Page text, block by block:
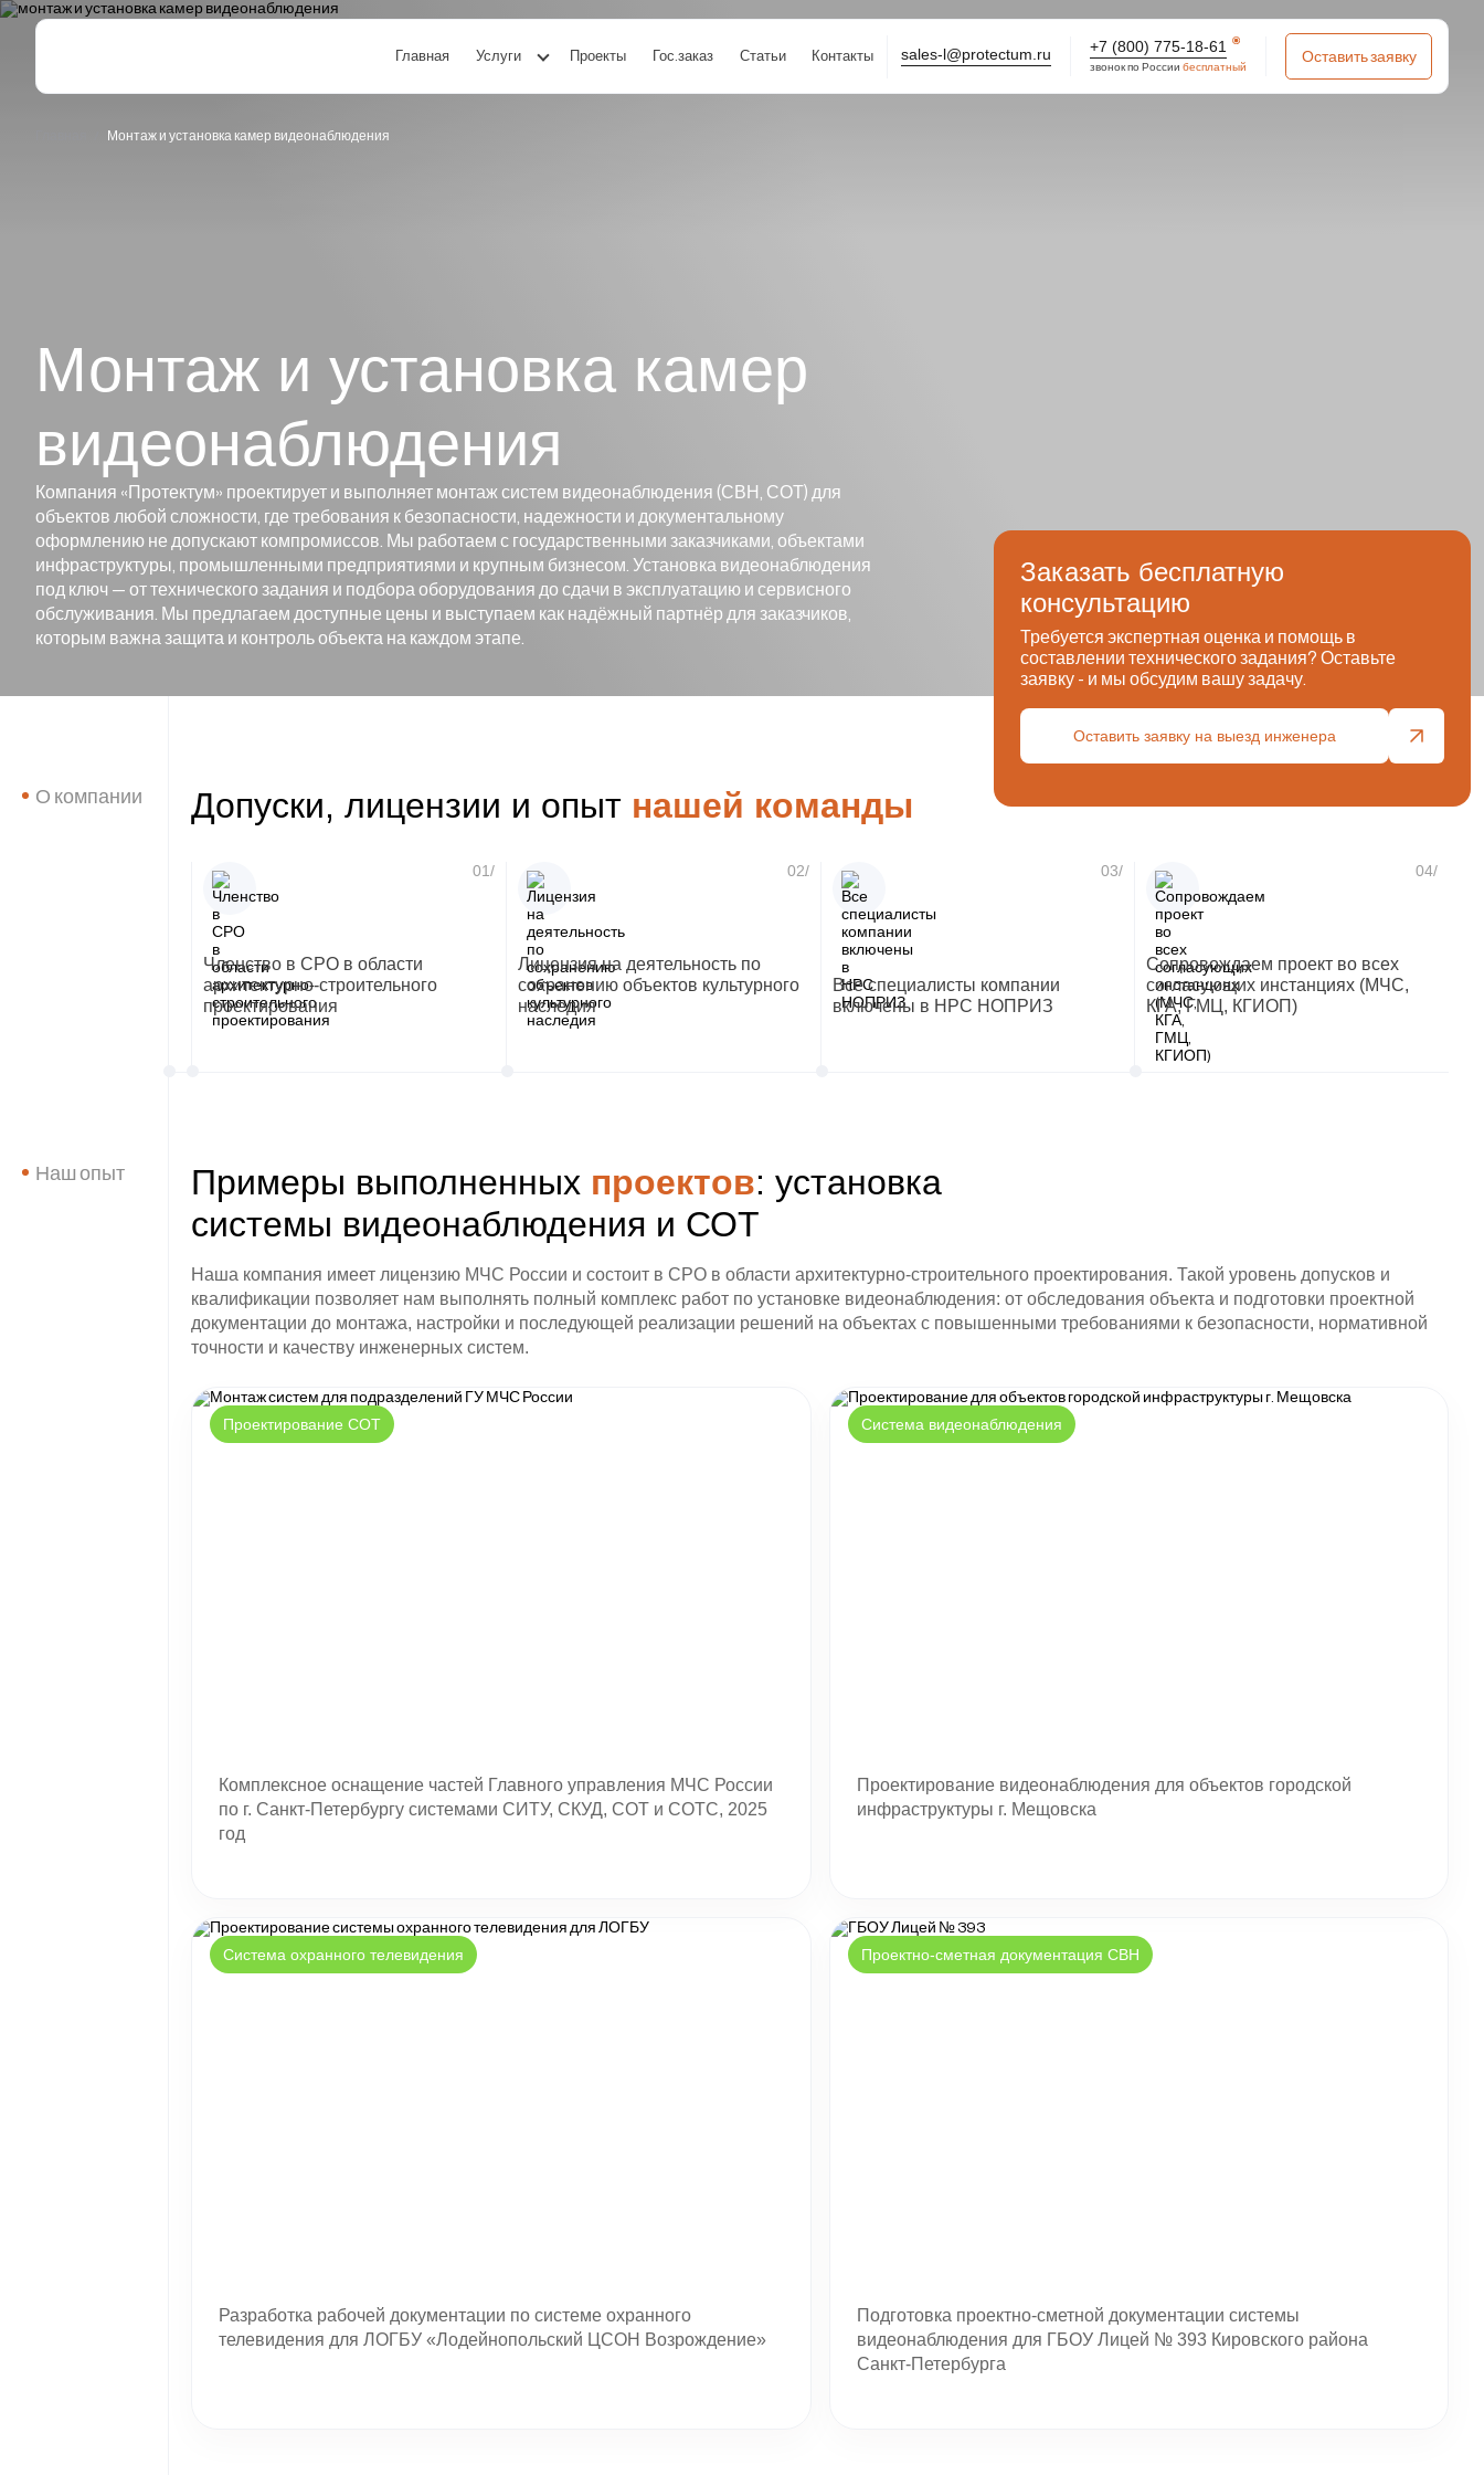
Главная Услуги Проекты Гос.заказ Статьи Контакты sales-l@protectum.ru +7 (800) 775-18-61
звонок по Россиибесплатный
Оставить заявку
Монтаж и установка камер видеонаблюдения
Монтаж и установка камер
видеонаблюдения
Компания «Протектум» проектирует и выполняет монтаж систем видеонаблюдения (СВН, СОТ) для
объектов любой сложности, где требования к безопасности, надежности и документальному
оформлению не допускают компромиссов. Мы работаем с государственными заказчиками, объектами
инфраструктуры, промышленными предприятиями и крупным бизнесом. Установка видеонаблюдения
под ключ — от технического задания и подбора оборудования до сдачи в эксплуатацию и сервисного
обслуживания. Мы предлагаем доступные цены и выступаем как надёжный партнёр для заказчиков,
которым важна защита и контроль объекта на каждом этапе.
Заказать бесплатную
консультацию
Требуется экспертная оценка и помощь в
составлении технического задания? Оставьте
заявку - и мы обсудим вашу задачу.
Оставить заявку на выезд инженера
О компании Допуски, лицензии и опыт нашей команды
01/
Членство в СРО в области
архитектурно-строительного
проектирования
02/
Лицензия на деятельность по
сохранению объектов культурного
наследия
03/
Все специалисты компании
включены в НРС НОПРИЗ
04/
Сопровождаем проект во всех
согласующих инстанциях (МЧС,
КГА, ГМЦ, КГИОП)
Наш опыт Примеры выполненных проектов: установка
системы видеонаблюдения и СОТ
Наша компания имеет лицензию МЧС России и состоит в СРО в области архитектурно-строительного проектирования. Такой уровень допусков и
квалификации позволяет нам выполнять полный комплекс работ по установке видеонаблюдения: от обследования объекта и подготовки проектной
документации до монтажа, настройки и последующей реализации решений на объектах с повышенными требованиями к безопасности, нормативной
точности и качеству инженерных систем.
Проектирование СОТ
Комплексное оснащение частей Главного управления МЧС России
по г. Санкт-Петербургу системами СИТУ, СКУД, СОТ и СОТС, 2025
год
Система видеонаблюдения
Проектирование видеонаблюдения для объектов городской
инфраструктуры г. Мещовска
Система охранного телевидения
Разработка рабочей документации по системе охранного
телевидения для ЛОГБУ «Лодейнопольский ЦСОН Возрождение»
Проектно-сметная документация СВН
Подготовка проектно-сметной документации системы
видеонаблюдения для ГБОУ Лицей № 393 Кировского района
Санкт-Петербурга
ГУП «Горинжиниринг»
Проект: система видеонаблюдения в